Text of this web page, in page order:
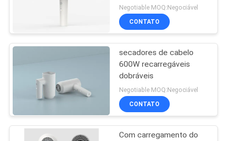
punho dobrável
Negotiable MOQ:Negociável
CONTATO
secadores de cabelo
600W recarregáveis
dobráveis
Negotiable MOQ:Negociável
CONTATO
Com carregamento do